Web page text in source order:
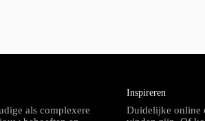
als complexere
Inspireren
Duidelijke online